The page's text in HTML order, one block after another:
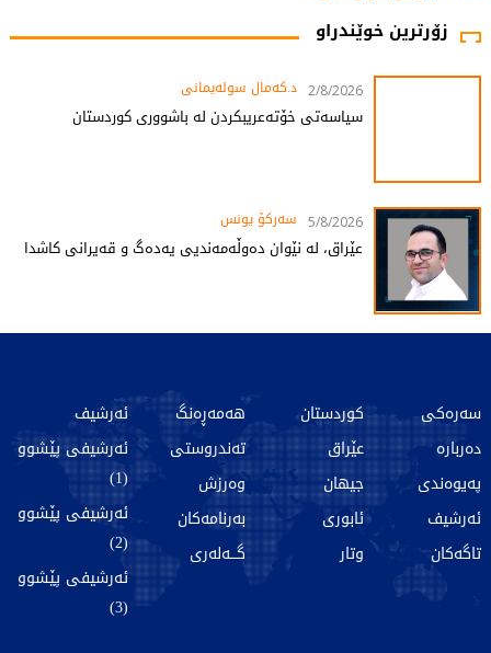
زۆرترین خوێندراو
2/8/2026 د.کەمال سولەیمانی
سیاسەتی خۆتەعریبکردن لە باشووری کوردستان
5/8/2026 سەرکۆ یونس
عێراق، لە نێوان دەوڵەمەندیی یەدەگ و قەیرانی کاشدا
سەرەکی
دەربارە
پەیوەندی
ئەرشیف
تاگەکان
کوردستان
عێراق
جیهان
ئابوری
وتار
هەمەڕەنگ
تەندروستی
وەرزش
بەرنامەکان
گـــەلەری
ئەرشیف
ئەرشیفی پێشوو
(1)
ئەرشیفی پێشوو
(2)
ئەرشیفی پێشوو
(3)